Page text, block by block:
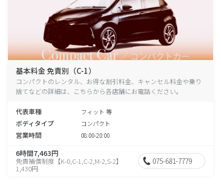
基本料金 免責別（C-1）
コンパクトのレンタル、お得な割引料金、キャンセル料金や乗り
捨てなどの詳細は、こちらから各店舗にお電話ください。
代表車種 フィット 等
ボディタイプ コンパクト
営業時間 08:00-20:00
6時間7,463円
免責補償制度【K-0,C-1,C-2,M-2,S-2】
1,430円
075-681-7779